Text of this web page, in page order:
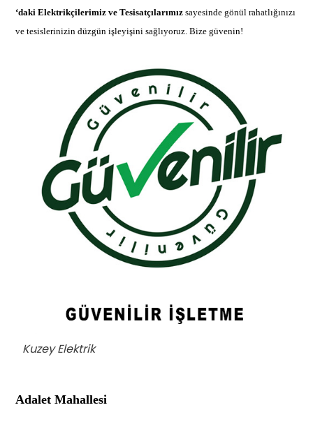
‘daki Elektrikçilerimiz ve Tesisatçılarımızsayesinde gönül rahatlığınızı
ve tesislerinizin düzgün işleyişini sağlıyoruz. Bize güvenin!
Kuzey Elektrik
Adalet Mahallesi